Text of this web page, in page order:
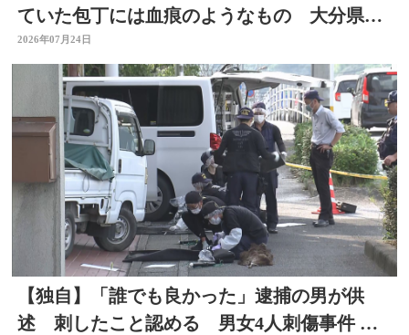
ていた包丁には血痕のようなもの 大分県佐
伯市
2026年07月24日
【独自】「誰でも良かった」逮捕の男が供
述 刺したこと認める 男女4人刺傷事件 被